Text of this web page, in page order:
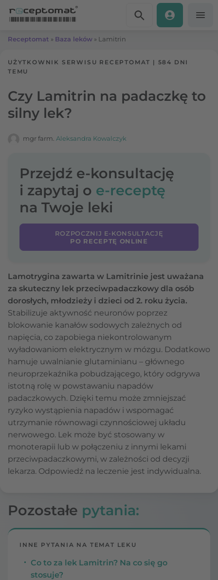
Receptomat » Baza leków » Lamitrin
UŻYTKOWNIK SERWISU RECEPTOMAT | 584 DNI
TEMU
Czy Lamitrin na padaczkę to
silny lek?
mgr farm. Aleksandra Kowalczyk
Przejdź e-konsultację
i zapytaj o e-receptę
na Twoje leki
ROZPOCZNIJ E-KONSULTACJĘ
PO RECEPTĘ ONLINE
Lamotrygina zawarta w Lamitrinie jest uważana
za skuteczny lek przeciwpadaczkowy dla osób
dorosłych, młodzieży i dzieci od 2. roku życia.
Stabilizuje aktywność neuronów poprzez
blokowanie kanałów sodowych zależnych od
napięcia, co zapobiega niekontrolowanym
wyładowaniom elektrycznym w mózgu. Dodatkowo
hamuje uwalnianie glutaminianu – głównego
neuroprzekaźnika pobudzającego, który odgrywa
istotną rolę w powstawaniu napadów
padaczkowych. Dzięki temu może zmniejszać
ryzyko wystąpienia napadów i wspomagać
utrzymanie równowagi czynnościowej układu
nerwowego. Lek może być stosowany w
monoterapii lub w połączeniu z innymi lekami
przeciwpadaczkowymi, w zależności od decyzji
lekarza. Odpowiedź na leczenie jest indywidualna.
Pozostałe pytania:
INNE PYTANIA NA TEMAT LEKU
Co to za lek Lamitrin? Na co się go
stosuje?